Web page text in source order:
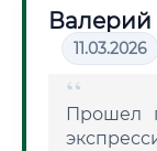
Валерий
11.03.2026
Прошел